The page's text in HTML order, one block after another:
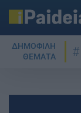
ΔΗΜΟΦΙΛΗ
ΘΕΜΑΤΑ